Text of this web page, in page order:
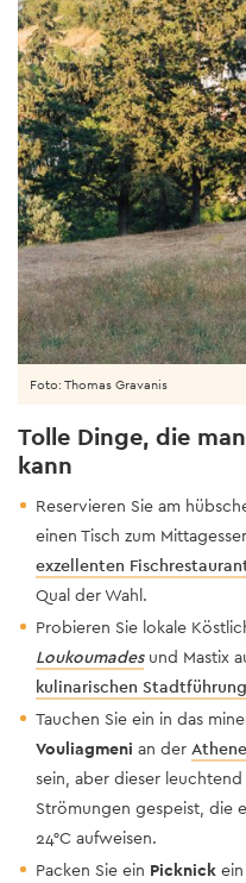
Foto: Thomas Gravanis
Tolle Dinge, die
kann
Reservieren Sie am
einen Tisch zum
exzellenten
Qual der Wahl.
Probieren Sie lokale
Loukoumadesund Mastix
kulinarischen
Tauchen Sie ein in das
Vouliagmeni an der
sein, aber dieser
Strömungen gespeist, die
24°C aufweisen.
Packen Sie ein Picknick